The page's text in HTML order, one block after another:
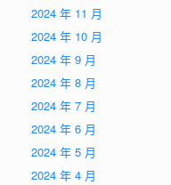
2024 年 11 月
2024 年 10 月
2024 年 9 月
2024 年 8 月
2024 年 7 月
2024 年 6 月
2024 年 5 月
2024 年 4 月